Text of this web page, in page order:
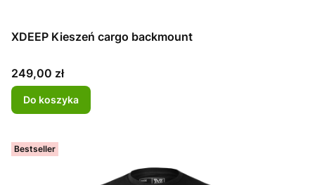
XDEEP Kieszeń cargo backmount
Cena
249,00 zł
Do koszyka
Bestseller